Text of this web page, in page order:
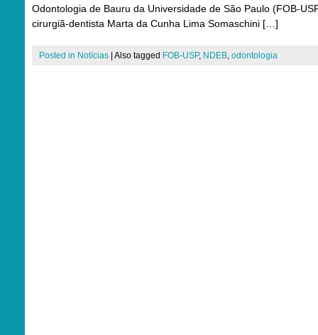
Odontologia de Bauru da Universidade de São Paulo (FOB-
cirurgiã-dentista Marta da Cunha Lima Somaschini […]
Posted in Notícias Also tagged FOB-USP, NDEB, odontologia